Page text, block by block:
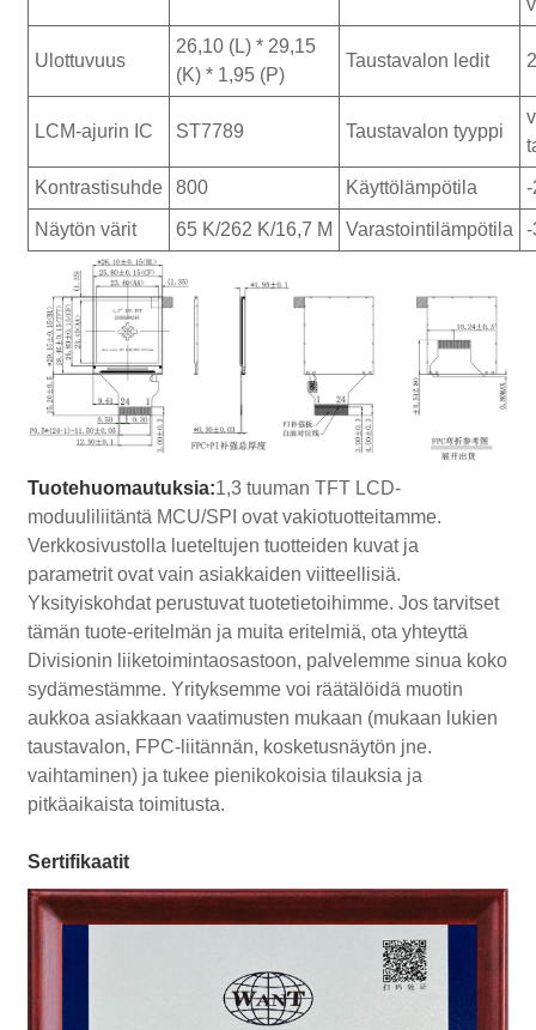
Ulottuvuus
26,10 (L) * 29,15
(K) * 1,95 (P)
Taustavalon ledit
LCM-ajurin IC ST7789 Taustavalon tyyppi
Kontrastisuhde 800 Käyttölämpötila -
Näytön värit 65 K/262 K/16,7 M Varastointilämpötila -
Tuotehuomautuksia:1,3 tuuman TFT LCD-
moduuliliitäntä MCU/SPI ovat vakiotuotteitamme.
Verkkosivustolla lueteltujen tuotteiden kuvat ja
parametrit ovat vain asiakkaiden viitteellisiä.
Yksityiskohdat perustuvat tuotetietoihimme. Jos tarvitset
tämän tuote-eritelmän ja muita eritelmiä, ota yhteyttä
Divisionin liiketoimintaosastoon, palvelemme sinua koko
sydämestämme. Yrityksemme voi räätälöidä muotin
aukkoa asiakkaan vaatimusten mukaan (mukaan lukien
taustavalon, FPC-liitännän, kosketusnäytön jne.
vaihtaminen) ja tukee pienikokoisia tilauksia ja
pitkäaikaista toimitusta.
Sertifikaatit